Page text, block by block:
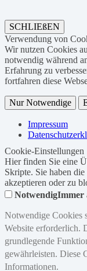
SCHLIEßEN
Verwendung von
Wir nutzen Cookies
notwendig während
Erfahrung zu
fortfahren diese
Nur Notwendige
Impressum
Cookie-Einstellungen
Hier finden Sie eine
Skripte. Sie haben
akzeptieren oder zu
NotwendigImmer
Notwendige Cookies
Website erforderlich.
grundlegende
gewährleisten. Diese
Informationen.